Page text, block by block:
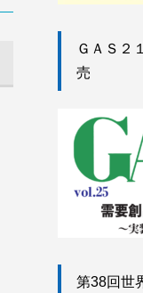
ＧＡＳ２
売
第38回世